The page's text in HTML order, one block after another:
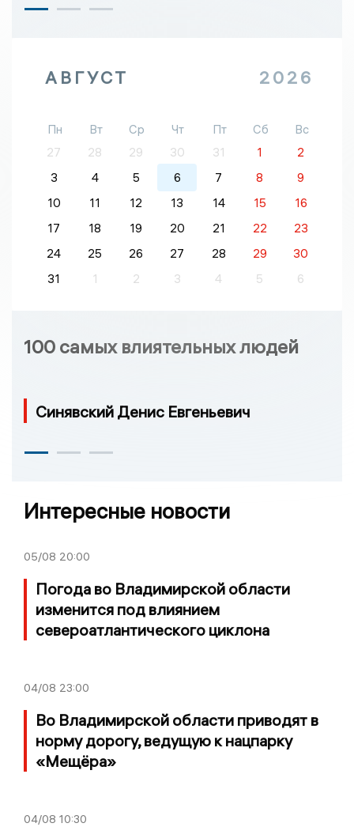
АВГУСТ 2026
Пн Вт Ср Чт Пт Сб
Вс
27
28 29 30 31 1
2
3
4 5 6 7 8
9
10
11 12 13 14 15
16
17
18 19 20 21 22
23
24
25 26 27 28 29
30
31
1 2 3 4 5 6
100 самых влиятельных людей
Синявский Денис Евгеньевич
Интересные новости
05/08 20:00
Погода во Владимирской области
изменится под влиянием
североатлантического циклона
04/08 23:00
Во Владимирской области приводят в
норму дорогу, ведущую к нацпарку
«Мещёра»
04/08 10:30